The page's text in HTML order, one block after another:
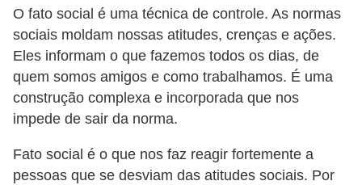
O fato social é uma técnica de controle. As normas
sociais moldam nossas atitudes, crenças e ações.
Eles informam o que fazemos todos os dias, de
quem somos amigos e como trabalhamos. É uma
construção complexa e incorporada que nos
impede de sair da norma.
Fato social é o que nos faz reagir fortemente a
pessoas que se desviam das atitudes sociais. Por
E
M
D
i
c
a
s